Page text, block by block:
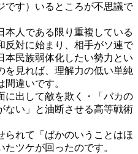
です）いるところが不思議で
本人である限り重複している
反対に始まり、相手がソ連で
本民族弱体化したい勢力とい
を見れば、理解力の低い単純
違いです。
に出して敵を欺く・「バカの
ない」と油断させる高等戦術
られて「ばかのいうことはほ
ツケが回ったのです。